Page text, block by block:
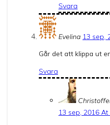
Svara
Evelina 13 sep,
Går det att klippa ut
Svara
13 sep, 2016 At